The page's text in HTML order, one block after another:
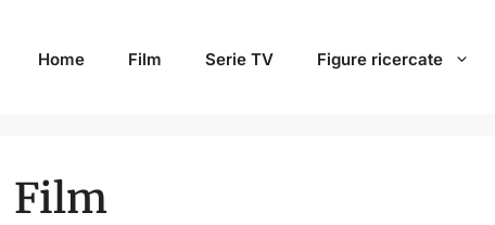
Home Film Serie TV Figure ricercate
Film